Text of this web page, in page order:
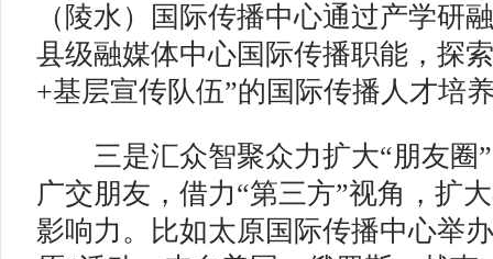
（陵水）国际传播中心通过产学研
县级融媒体中心国际传播职能，探
+基层宣传队伍”的国际传播人才培
三是汇众智聚众力扩大“朋友圈”
广交朋友，借力“第三方”视角，扩
影响力。比如太原国际传播中心举